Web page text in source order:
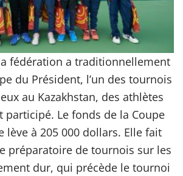
fédération a traditionnellement
du Président, l’un des tournois
au Kazakhstan, des athlètes
participé. Le fonds de la Coupe
lève à 205 000 dollars. Elle fait
préparatoire de tournois sur les
dur, qui précède le tournoi